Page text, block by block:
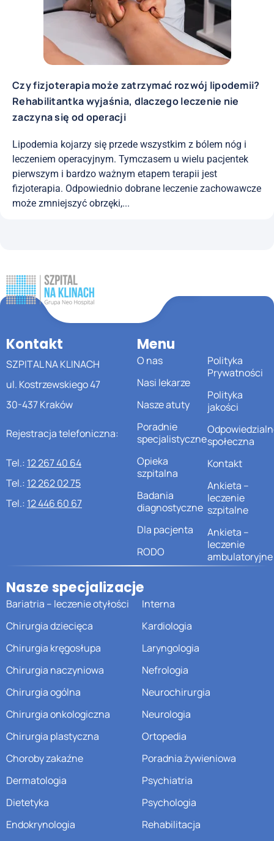
Czy fizjoterapia może zatrzymać rozwój lipodemii?
Rehabilitantka wyjaśnia, dlaczego leczenie nie
zaczyna się od operacji
Lipodemia kojarzy się przede wszystkim z bólem nóg i
leczeniem operacyjnym. Tymczasem u wielu pacjentek
pierwszym i bardzo ważnym etapem terapii jest
fizjoterapia. Odpowiednio dobrane leczenie zachowawcze
może zmniejszyć obrzęki,...
Kontakt
SZPITAL NA KLINACH
ul. Kostrzewskiego 47
30-437 Kraków
Rejestracja telefoniczna:
Tel.: 12 267 40 64
Tel.: 12 262 02 75
Tel.: 12 446 60 67
Menu
O nas
Nasi lekarze
Nasze atuty
Poradnie
specjalistyczne
Opieka
szpitalna
Badania
diagnostyczne
Dla pacjenta
RODO
Polityka
Prywatności
Polityka
jakości
społeczna
Kontakt
Ankieta –
leczenie
szpitalne
Ankieta –
leczenie
ambulatoryjne
Nasze specjalizacje
Bariatria – leczenie otyłości
Chirurgia dziecięca
Chirurgia kręgosłupa
Chirurgia naczyniowa
Chirurgia ogólna
Chirurgia onkologiczna
Chirurgia plastyczna
Choroby zakaźne
Dermatologia
Dietetyka
Endokrynologia
Interna
Kardiologia
Laryngologia
Nefrologia
Neurochirurgia
Neurologia
Ortopedia
Poradnia żywieniowa
Psychiatria
Psychologia
Rehabilitacja